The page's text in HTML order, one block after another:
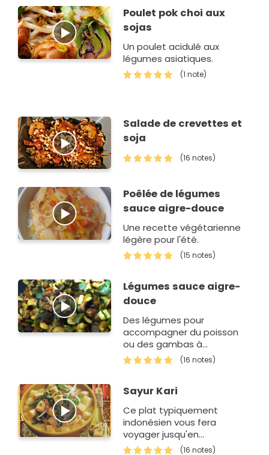
c'est le ha…
Poulet pok choi aux
sojas
Un poulet acidulé aux
légumes asiatiques.
(1 note)
Salade de crevettes et
soja
(16 notes)
Poêlée de légumes
sauce aigre-douce
Une recette végétarienne
légère pour l'été.
(15 notes)
Légumes sauce aigre-
douce
Des légumes pour
accompagner du poisson
ou des gambas à
connotation asiatique.
(16 notes)
Sayur Kari
Ce plat typiquement
indonésien vous fera
voyager jusqu'en
Orient.C'est avant tout une
(16 notes)